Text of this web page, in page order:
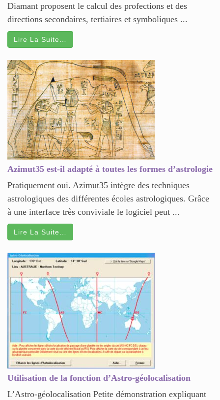
Diamant proposent le calcul des profections et des
directions secondaires, tertiaires et symboliques ...
Lire La Suite…
Azimut35 est-il adapté à toutes les formes d’astrologie
Pratiquement oui. Azimut35 intègre des techniques
astrologiques des différentes écoles astrologiques. Grâce
à une interface très conviviale le logiciel peut ...
Lire La Suite…
Utilisation de la fonction d’Astro-géolocalisation
L’Astro-géolocalisation Petite démonstration expliquant